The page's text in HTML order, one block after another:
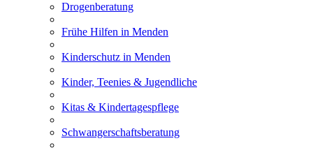
Drogenberatung
Frühe Hilfen in Menden
Kinderschutz in Menden
Kinder, Teenies & Jugendliche
Kitas & Kindertagespflege
Schwangerschaftsberatung